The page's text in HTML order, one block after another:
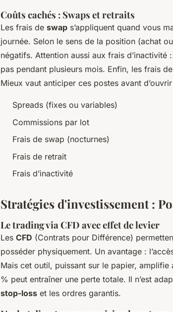
Coûts cachés : Swaps et retraits
Les frais de swap s’appliquent quand vous
journée. Selon le sens de la position (achat
négatifs. Attention aussi aux frais
pas pendant plusieurs mois. Enfin, les frais
Mieux vaut anticiper ces postes avant
Spreads (fixes ou variables)
Commissions par lot
Frais de swap (nocturnes)
Frais de retrait
Frais d’inactivité
Stratégies d'investissement :
Le trading via CFD avec effet de levier
Les CFD (Contrats pour Différence)
posséder physiquement. Un avantage :
Mais cet outil, puissant sur le papier,
% peut entraîner une perte totale. Il n’est
stop-loss et les ordres garantis.